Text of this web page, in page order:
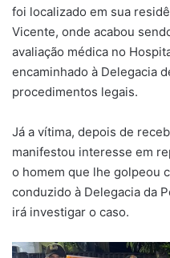
foi localizado em sua
Vicente, onde acabou
avaliação médica no
encaminhado à Delegacia
procedimentos legais.
Já a vítima, depois de
manifestou interesse em
o homem que lhe golpeou
conduzido à Delegacia da
irá investigar o caso.